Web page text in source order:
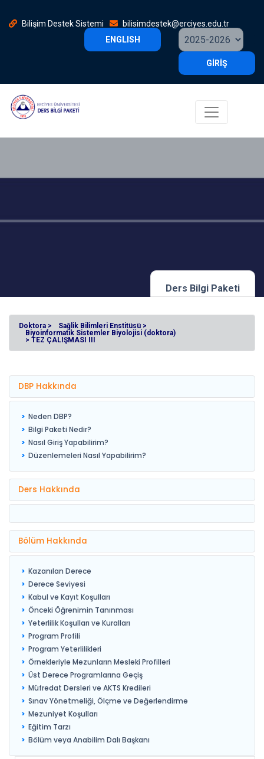
Bilişim Destek Sistemi
bilisimdestek@erciyes.edu.tr
ENGLISH
GİRİŞ
Ders Bilgi Paketi
Doktora >
Sağlik Bilimleri Enstitüsü >
Biyoinformatik Sistemler Biyolojisi (doktora)
> TEZ ÇALIŞMASI III
DBP Hakkında
Neden DBP?
Bilgi Paketi Nedir?
Nasıl Giriş Yapabilirim?
Düzenlemeleri Nasıl Yapabilirim?
Ders Hakkında
Bölüm Hakkında
Kazanılan Derece
Derece Seviyesi
Kabul ve Kayıt Koşulları
Önceki Öğrenimin Tanınması
Yeterlilik Koşulları ve Kuralları
Program Profili
Program Yeterlilikleri
Örnekleriyle Mezunların Mesleki Profilleri
Üst Derece Programlarına Geçiş
Müfredat Dersleri ve AKTS Kredileri
Sınav Yönetmeliği, Ölçme ve Değerlendirme
Mezuniyet Koşulları
Eğitim Tarzı
Bölüm veya Anabilim Dalı Başkanı